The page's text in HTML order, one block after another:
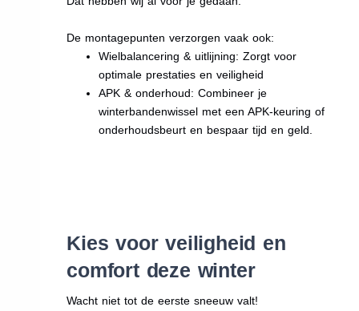
De montagepunten verzorgen vaak ook:
Wielbalancering & uitlijning: Zorgt voor
optimale prestaties en veiligheid
APK & onderhoud: Combineer je
winterbandenwissel met een APK-keuring of
onderhoudsbeurt en bespaar tijd en geld.
Kies voor veiligheid en
comfort deze winter
Wacht niet tot de eerste sneeuw valt!